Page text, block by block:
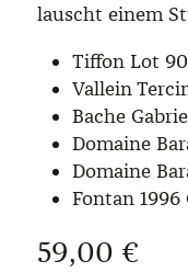
lauscht einem
Tiffon Lot
Vallein
Bache
Domaine
Domaine
Fontan 1996
Regulärer Preis:
59,00 €